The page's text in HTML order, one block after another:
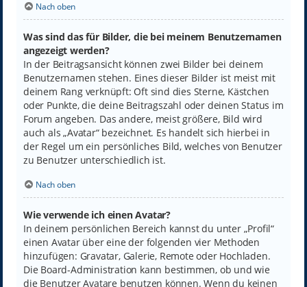
Nach oben
Was sind das für Bilder, die bei meinem Benutzernamen
angezeigt werden?
In der Beitragsansicht können zwei Bilder bei deinem
Benutzernamen stehen. Eines dieser Bilder ist meist mit
deinem Rang verknüpft: Oft sind dies Sterne, Kästchen
oder Punkte, die deine Beitragszahl oder deinen Status im
Forum angeben. Das andere, meist größere, Bild wird
auch als „Avatar“ bezeichnet. Es handelt sich hierbei in
der Regel um ein persönliches Bild, welches von Benutzer
zu Benutzer unterschiedlich ist.
Nach oben
Wie verwende ich einen Avatar?
In deinem persönlichen Bereich kannst du unter „Profil“
einen Avatar über eine der folgenden vier Methoden
hinzufügen: Gravatar, Galerie, Remote oder Hochladen.
Die Board-Administration kann bestimmen, ob und wie
die Benutzer Avatare benutzen können. Wenn du keinen